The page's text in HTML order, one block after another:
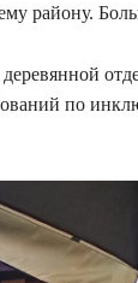
району.
по